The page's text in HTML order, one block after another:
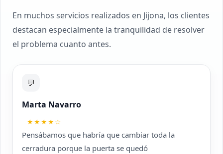
En muchos servicios realizados en Jijona, los clientes
destacan especialmente la tranquilidad de resolver
el problema cuanto antes.
💬
Marta Navarro
★★★★☆
Pensábamos que habría que cambiar toda la
cerradura porque la puerta se quedó